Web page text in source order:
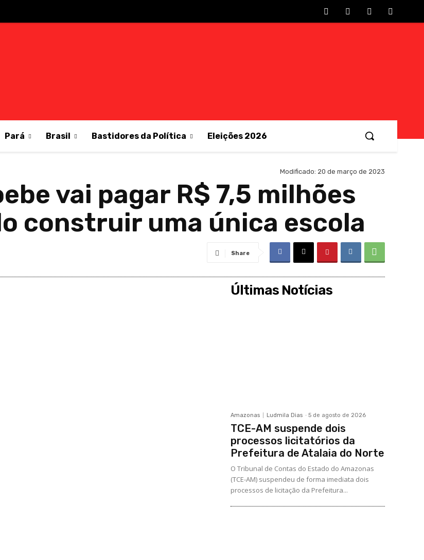
Pará Brasil Bastidores da Política Eleições 2026
Modificado: 20 de março de 2023
vai pagar R$ 7,5 milhões
construir uma única escola
Share
Últimas Notícias
Amazonas Ludmila Dias - 5 de agosto de 2026
TCE-AM suspende dois
processos licitatórios da
Prefeitura de Atalaia do Norte
O Tribunal de Contas do Estado do Amazonas
(TCE-AM) suspendeu de forma imediata dois
processos de licitação da Prefeitura...